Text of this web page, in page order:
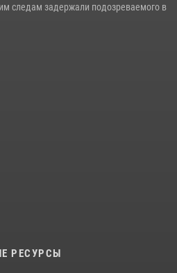
следам задержали подозреваемого в
РЕСУРСЫ